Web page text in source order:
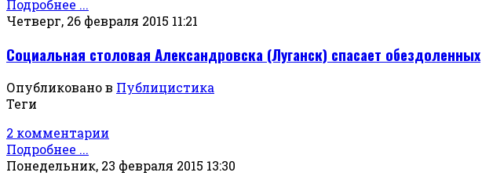
Подробнее ...
Четверг, 26 февраля 2015 11:21
Социальная столовая Александровска (Луганск) спасает обездоленных
Опубликовано в Публицистика
Теги
2 комментарии
Подробнее ...
Понедельник, 23 февраля 2015 13:30